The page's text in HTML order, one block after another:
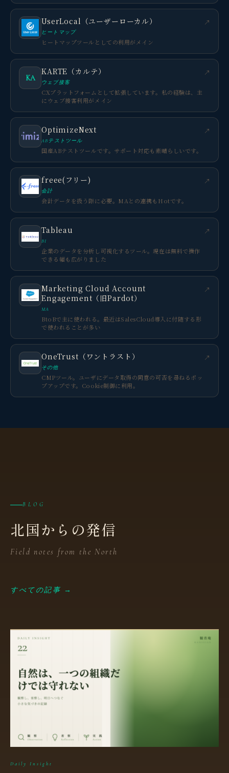
UserLocal（ユーザーローカル）
ヒートマップ
ヒートマップツールとしての利用がメイン
↗
KA
KARTE（カルテ）
ウェブ接客
CXプラットフォームとして拡張しています。私の経験は、主
にウェブ接客利用がメイン
↗
OptimizeNext
ABテストツール
国産ABテストツールです。サポート対応も素晴らしいです。
↗
freee(フリー)
会計
会計データを扱う際に必要。MAとの連携もHotです。
↗
Tableau
BI
企業のデータを分析し可視化するツール。現在は無料で操作
できる幅も広がりました
↗
Marketing Cloud Account
Engagement（旧Pardot）
MA
BtoBで主に使われる。最近はSalesCloud導入に付随する形
で使われることが多い
↗
OneTrust（ワントラスト）
その他
CMPツール。ユーザにデータ取得の同意の可否を尋ねるポッ
プアップです。Cookie制御に利用。
↗
BLOG
北国からの発信
Field notes from the North
すべての記事 →
Daily Insight